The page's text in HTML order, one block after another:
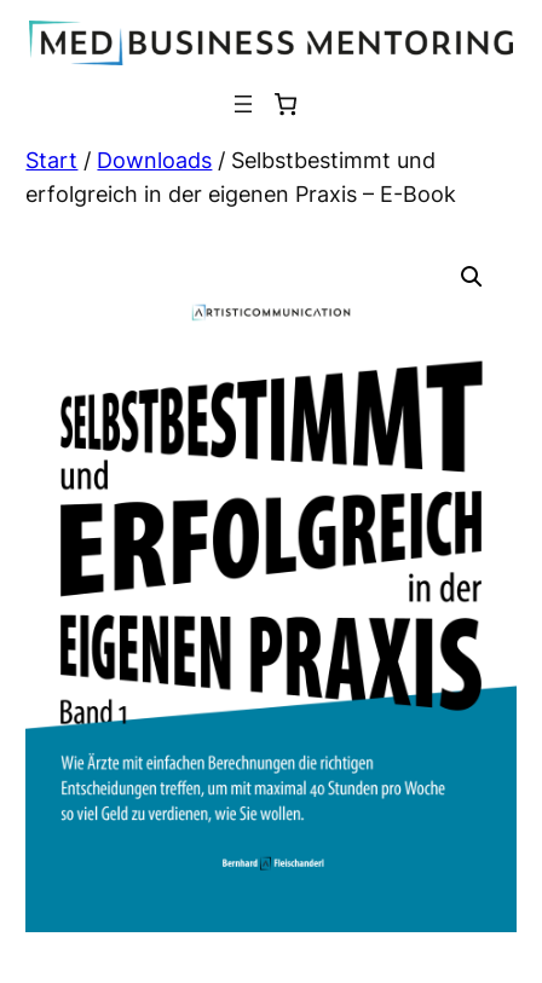
Zum
Inhalt
Start / Downloads / Selbstbestimmt und
erfolgreich in der eigenen Praxis – E-Book